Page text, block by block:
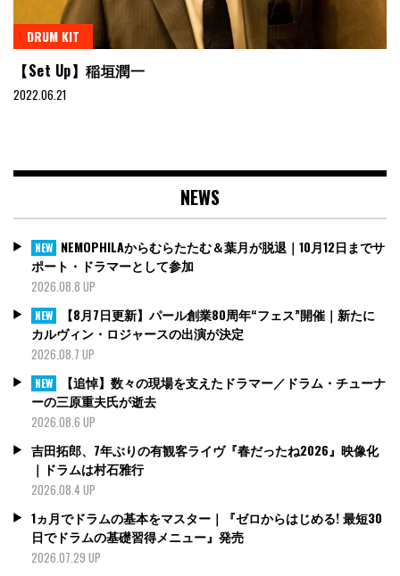
DRUM KIT
【Set Up】稲垣潤一
2022.06.21
NEWS
NEW NEMOPHILAからむらたたむ＆葉月が脱退｜10月12日までサ
ポート・ドラマーとして参加
2026.08.8 UP
NEW
【8月7日更新】パール創業80周年“フェス”開催｜新たに
カルヴィン・ロジャースの出演が決定
2026.08.7 UP
NEW
【追悼】数々の現場を支えたドラマー／ドラム・チューナ
ーの三原重夫氏が逝去
2026.08.6 UP
吉田拓郎、7年ぶりの有観客ライヴ『春だったね2026』映像化
｜ドラムは村石雅行
2026.08.4 UP
1ヵ月でドラムの基本をマスター｜『ゼロからはじめる! 最短30
日でドラムの基礎習得メニュー』発売
2026.07.29 UP